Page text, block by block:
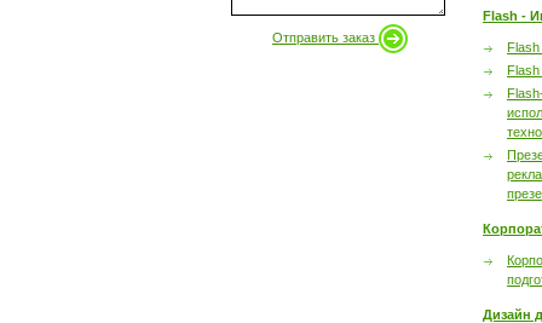
Отправить заказ
Flash -
Flash
Дизайн